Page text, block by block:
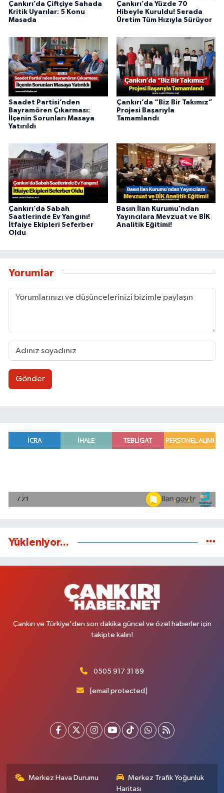
Çankırı’da Çiftçiye Sahada
Kritik Uyarılar: 5 Konu
Masada
Çankırı’da Yüzde 70
Hibeyle Kuruldu! Serada
Üretim Tüm Hızıyla Sürüyor
Saadet Partisi’nden
Bayramören Çıkarması:
İlçenin Sorunları Masaya
Yatırıldı
Çankırı’da “Biz Bir Takımız”
Projesi Başarıyla
Tamamlandı
Çankırı’da Sabah
Saatlerinde Ev Yangını!
İtfaiye Ekipleri Seferber
Oldu
Basın İlan Kurumu’ndan
Yayıncılara Mevzuat ve BİK
Analitik Eğitimi!
Yorumlar
Gönder
Yükleniyor...
Çankırı ve Türkiye'den son dakika güncel ve özel haberler için
takipte kalın!
0505 917 31 89
[email protected]
Merkez Hava Durumu
Merkez Trafik Yoğunluk
Haritası